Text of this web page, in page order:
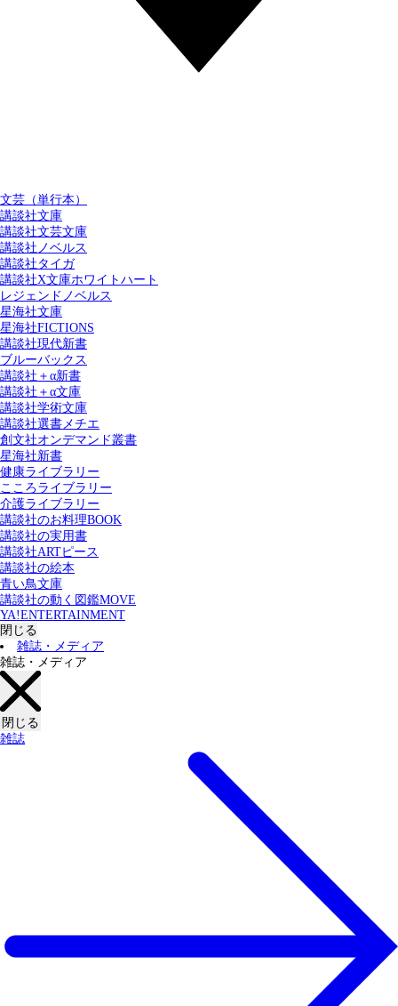
文芸（単行本）
講談社文庫
講談社文芸文庫
講談社ノベルス
講談社タイガ
講談社X文庫ホワイトハート
レジェンドノベルス
星海社文庫
星海社FICTIONS
講談社現代新書
ブルーバックス
講談社＋α新書
講談社＋α文庫
講談社学術文庫
講談社選書メチエ
創文社オンデマンド叢書
星海社新書
健康ライブラリー
こころライブラリー
介護ライブラリー
講談社のお料理BOOK
講談社の実用書
講談社ARTピース
講談社の絵本
青い鳥文庫
講談社の動く図鑑MOVE
YA!ENTERTAINMENT
閉じる
雑誌・メディア
雑誌・メディア
閉じる
雑誌